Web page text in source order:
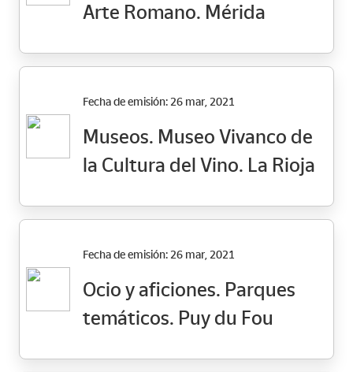
Arte Romano. Mérida
Fecha de emisión: 26 mar, 2021
Museos. Museo Vivanco de
la Cultura del Vino. La Rioja
Fecha de emisión: 26 mar, 2021
Ocio y aficiones. Parques
temáticos. Puy du Fou